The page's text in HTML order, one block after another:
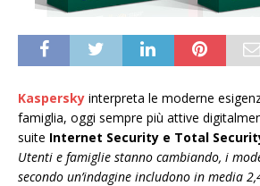
Kaspersky interpreta le moderne
famiglia, oggi sempre più attive
suite Internet Security e Total
Utenti e famiglie stanno cambiando, i
secondo un’indagine includono in media